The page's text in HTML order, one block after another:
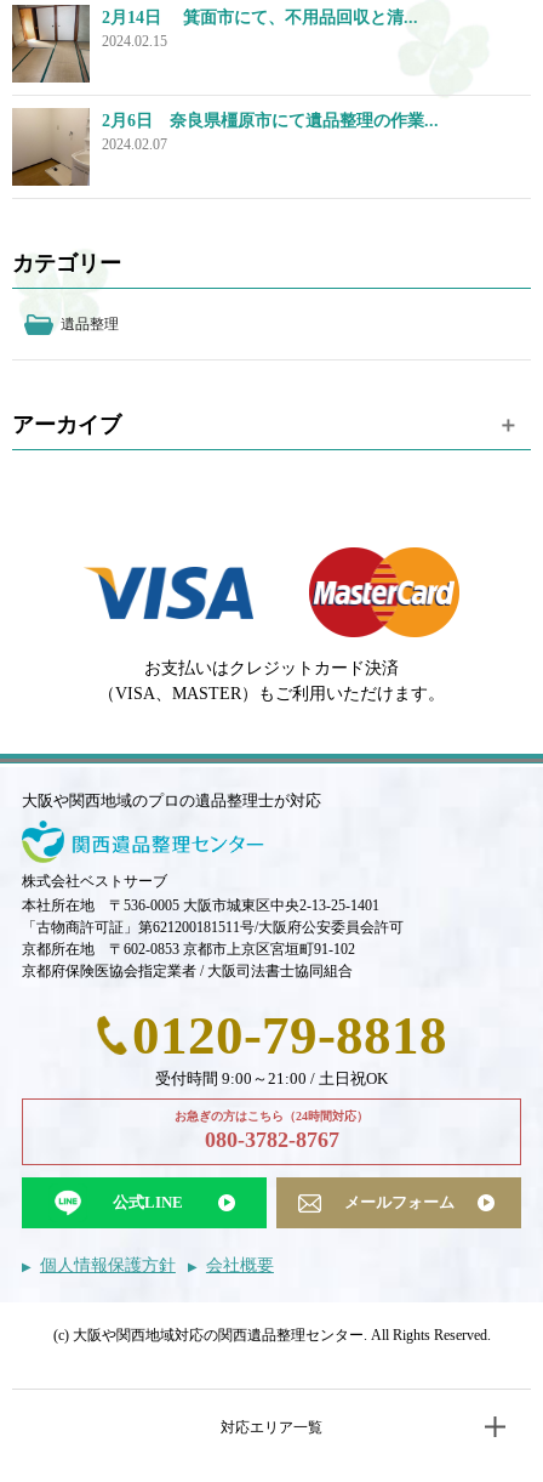
2月14日 箕面市にて、不用品回収と清...
2024.02.15
2月6日 奈良県橿原市にて遺品整理の作業...
2024.02.07
カテゴリー
遺品整理
アーカイブ
お支払いはクレジットカード決済
（VISA、MASTER）もご利用いただけます。
大阪や関西地域のプロの遺品整理士が対応
株式会社ベストサーブ
本社所在地 〒536-0005 大阪市城東区中央2-13-25-1401
「古物商許可証」第621200181511号/大阪府公安委員会許可
京都所在地 〒602-0853 京都市上京区宮垣町91-102
京都府保険医協会指定業者 / 大阪司法書士協同組合
0120-79-8818
受付時間 9:00～21:00 / 土日祝OK
お急ぎの方はこちら（24時間対応）
080-3782-8767
公式LINE メールフォーム
個人情報保護方針 会社概要
(c) 大阪や関西地域対応の関西遺品整理センター. All Rights Reserved.
対応エリア一覧